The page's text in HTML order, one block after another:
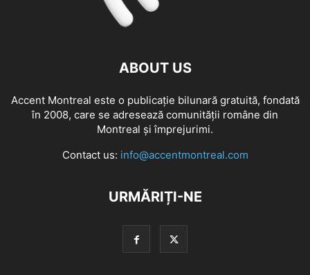
ABOUT US
Accent Montreal este o publicație bilunară gratuită, fondată
în 2008, care se adresează comunităţii române din
Montreal şi împrejurimi.
Contact us: info@accentmontreal.com
URMĂRIȚI-NE